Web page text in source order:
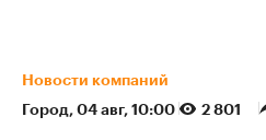
Новости компаний
Город⁠, 04 авг, 10:00 2 801